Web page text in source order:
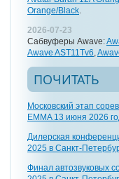
Orange/Black.
2026-07-23
Сабвуферы Awave:
Awave AST11Tv6,
ПОЧИТАТЬ
Московский этап
EMMA 13 июня 2026
Дилерская
2025 в Санкт-
Финал автозвуковых